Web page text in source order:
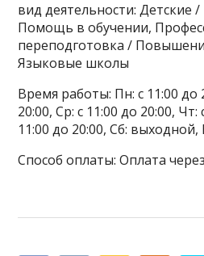
вид деятельности: Детские
Помощь в обучении,
переподготовка /
Языковые школы
Время работы: Пн: с 11:00 до
20:00, Ср: с 11:00 до 20:00, Чт:
11:00 до 20:00, Сб:
Способ оплаты: Оплата